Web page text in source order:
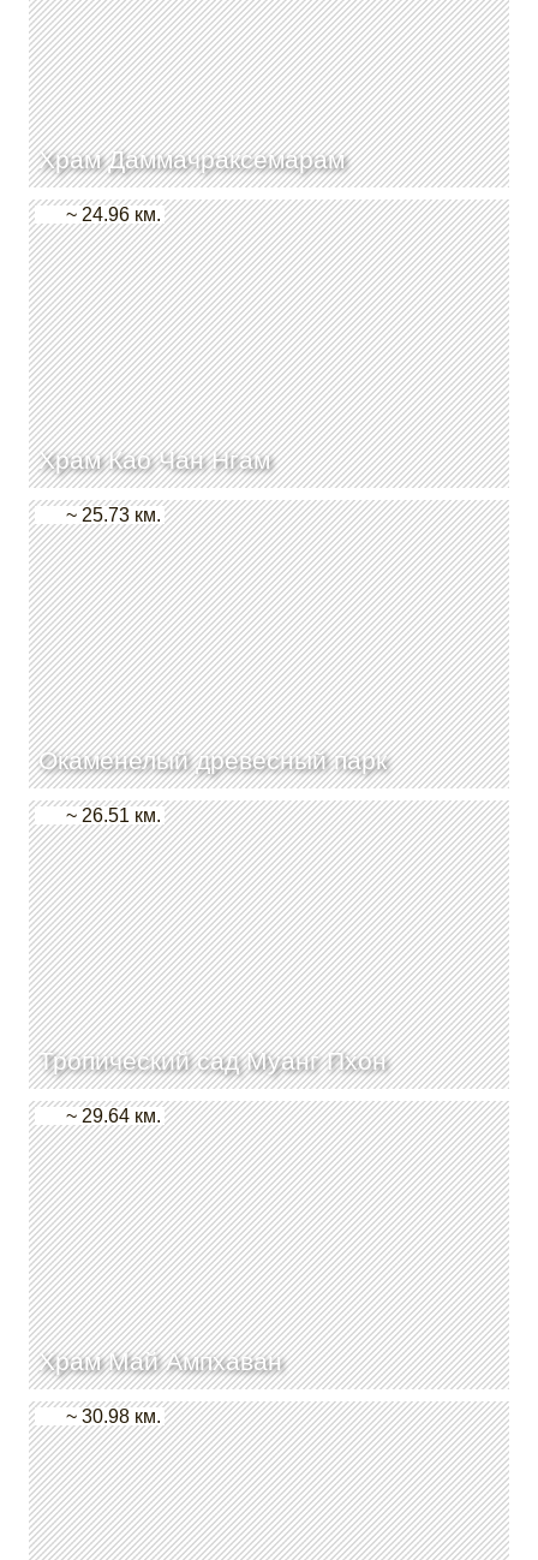
Храм Даммачраксемарам
Храм Као Чан Нгам
~ 24.96 км.
Окаменелый древесный парк
~ 25.73 км.
Тропический сад Муанг Пхон
~ 26.51 км.
Храм Май Ампхаван
~ 29.64 км.
~ 30.98 км.